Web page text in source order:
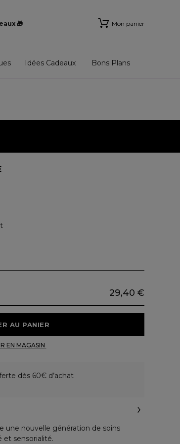
🎁 Mon panier
Idées Cadeaux Bons Plans
29,40 €
dès 60€ d’achat
une nouvelle génération de soins
et sensorialité.